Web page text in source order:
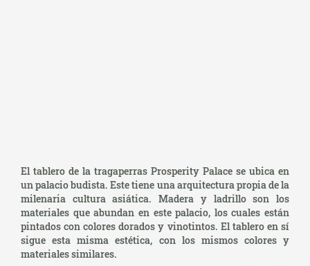
El tablero de la tragaperras Prosperity Palace se ubica en
un palacio budista. Este tiene una arquitectura propia de la
milenaria cultura asiática. Madera y ladrillo son los
materiales que abundan en este palacio, los cuales están
pintados con colores dorados y vinotintos. El tablero en sí
sigue esta misma estética, con los mismos colores y
materiales similares.